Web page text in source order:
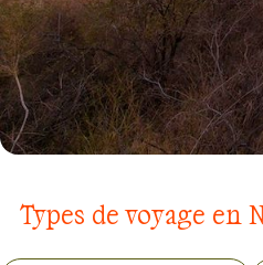
Types de voyage en